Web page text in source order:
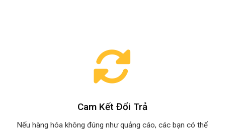
Cam Kết Đổi Trả
Nếu hàng hóa không đúng như quảng cáo, các bạn có thể